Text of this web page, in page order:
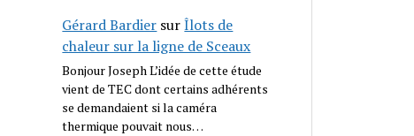
Gérard Bardier surÎlots de
chaleur sur la ligne de Sceaux
Bonjour Joseph L’idée de cette étude
vient de TEC dont certains adhérents
se demandaient si la caméra
thermique pouvait nous…